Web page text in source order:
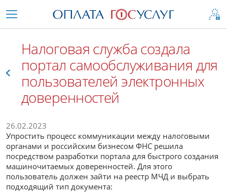
Налоговая служба создала
портал самообслуживания для
пользователей электронных
доверенностей
26.02.2023
Упростить процесс коммуникации между налоговыми
органами и российским бизнесом ФНС решила
посредством разработки портала для быстрого создания
машиночитаемых доверенностей. Для этого
пользователь должен зайти на реестр МЧД и выбрать
подходящий тип документа: